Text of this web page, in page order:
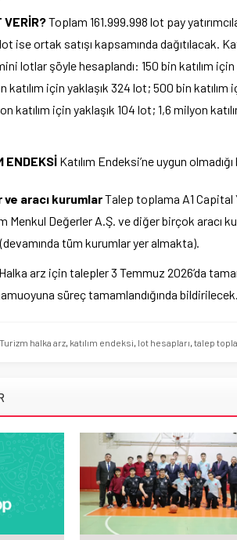
VERİR?Toplam 161.999.998 lot pay
ise ortak satışı kapsamında dağıtılacak.
lotlar şöyle hesaplandı: 150 bin katılım
katılım için yaklaşık 324 lot; 500 bin katılım
katılım için yaklaşık 104 lot; 1,6 milyon
ENDEKSİ Katılım Endeksi’ne uygun
ve aracı kurumlarTalep toplama A1 Capital
Menkul Değerler A.Ş. ve diğer birçok
tüm kurumlar yer almakta).
Halka arz için talepler 3 Temmuz 2026’da
süreç tamamlandığında bildirilecek.
halka arz, katılım endeksi, lot hesapları, talep